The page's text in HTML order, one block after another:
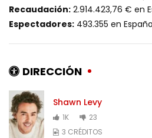
Recaudación: 2.914.423,76 € en
Espectadores: 493.355 en España
DIRECCIÓN
Shawn Levy
1K
23
3 CRÉDITOS